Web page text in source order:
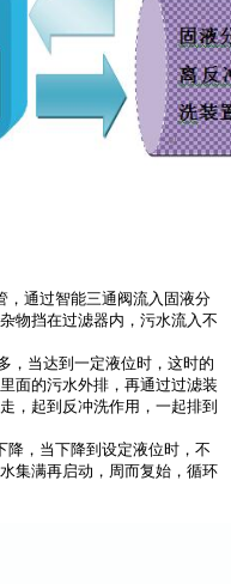
，通过智能三通阀流入固液分
物挡在过滤器内，污水流入不
，当达到一定液位时，这时的
面的污水外排，再通过过滤装
，起到反冲洗作用，一起排到
降，当下降到设定液位时，不
集满再启动，周而复始，循环